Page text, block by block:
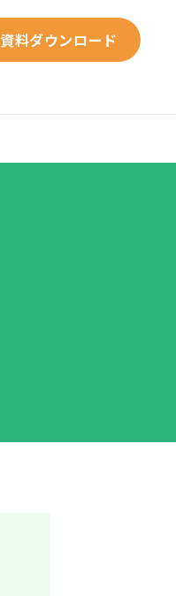
資料ダウンロード